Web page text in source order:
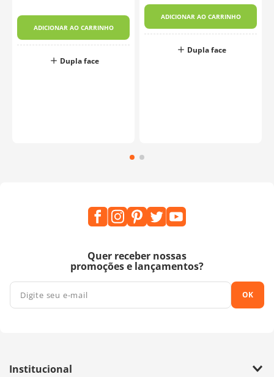
ADICIONAR AO CARRINHO
Dupla face
ADICIONAR AO CARRINHO
Dupla face
Quer receber nossas
promoções e lançamentos?
OK
Institucional